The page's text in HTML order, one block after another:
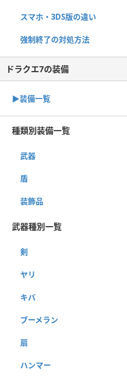
スマホ・3DS版の違い
強制終了の対処方法
ドラクエ7の装備
▶︎装備一覧
種類別装備一覧
武器
盾
装飾品
武器種別一覧
剣
ヤリ
キバ
ブーメラン
扇
ハンマー